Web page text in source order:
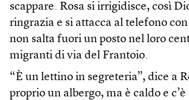
scappare. Rosa si irrigidisce, così
ringrazia e si attacca al telefono
non salta fuori un posto nel loro
migranti di via del Frantoio.
“È un lettino in segreteria”, dice a
proprio un albergo, ma è caldo e